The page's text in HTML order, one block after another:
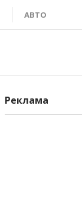
АВТО
Реклама